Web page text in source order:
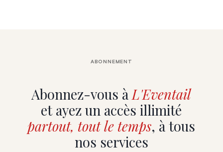
Abonnez-vous àL'Eventail
et ayez un accès illimité
partout, tout le temps, à tous
nos services
ABONNEMENT